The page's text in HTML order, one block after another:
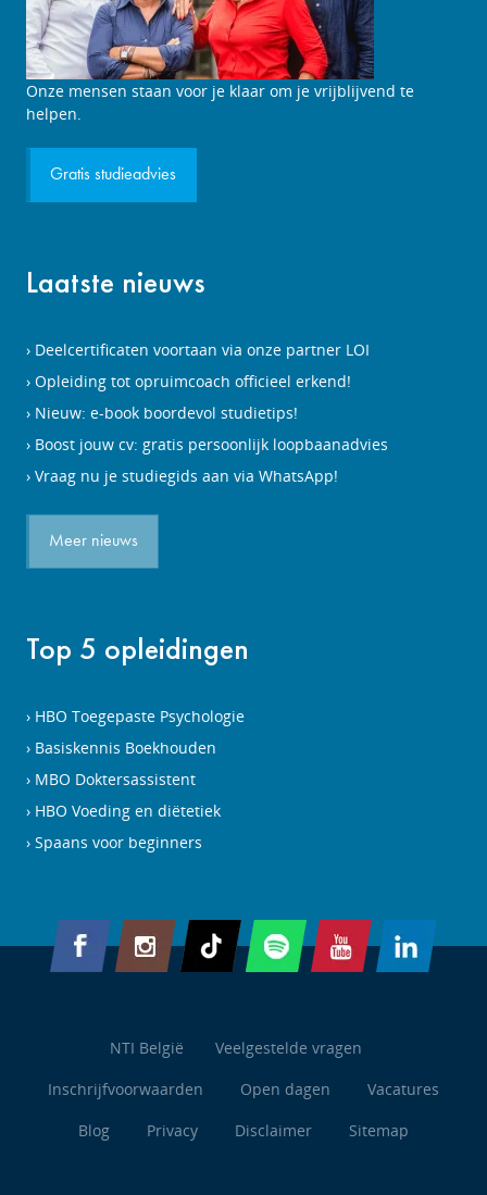
Studieadviesgesprek
aanvragen
Onze mensen staan voor je klaar om je vrijblijvend te
helpen.
Gratis studieadvies
Laatste nieuws
Deelcertificaten voortaan via onze partner LOI
Opleiding tot opruimcoach officieel erkend!
Nieuw: e-book boordevol studietips!
Boost jouw cv: gratis persoonlijk loopbaanadvies
Vraag nu je studiegids aan via WhatsApp!
Meer nieuws
Top 5 opleidingen
HBO Toegepaste Psychologie
Basiskennis Boekhouden
MBO Doktersassistent
HBO Voeding en diëtetiek
Spaans voor beginners
NTI België
Veelgestelde vragen
Inschrijfvoorwaarden
Open dagen
Vacatures
Blog
Privacy Disclaimer Sitemap